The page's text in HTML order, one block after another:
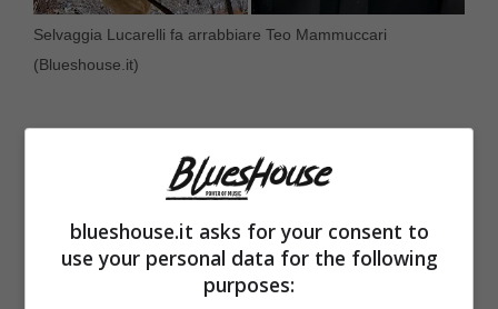
Selvaggia Lucarelli fa arrabbiare Teo Mammuccari
(Blueshouse.it)
blueshouse.it asks for your consent to
use your personal data for the following
purposes: